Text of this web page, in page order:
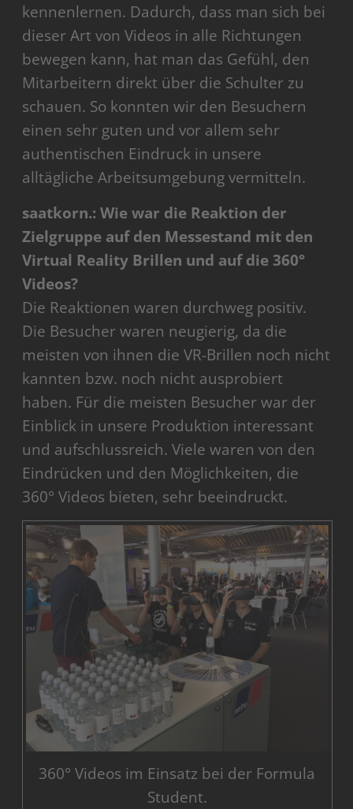
kennenlernen. Dadurch, dass man sich bei
dieser Art von Videos in alle Richtungen
bewegen kann, hat man das Gefühl, den
Mitarbeitern direkt über die Schulter zu
schauen. So konnten wir den Besuchern
einen sehr guten und vor allem sehr
authentischen Eindruck in unsere
alltägliche Arbeitsumgebung vermitteln.
saatkorn.: Wie war die Reaktion der
Zielgruppe auf den Messestand mit den
Virtual Reality Brillen und auf die 360°
Videos?
Die Reaktionen waren durchweg positiv.
Die Besucher waren neugierig, da die
meisten von ihnen die VR-Brillen noch nicht
kannten bzw. noch nicht ausprobiert
haben. Für die meisten Besucher war der
Einblick in unsere Produktion interessant
und aufschlussreich. Viele waren von den
Eindrücken und den Möglichkeiten, die
360° Videos bieten, sehr beeindruckt.
360° Videos im Einsatz bei der Formula
Student.